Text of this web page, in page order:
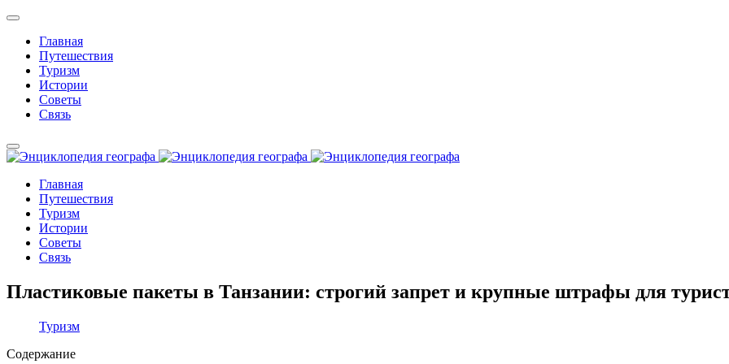
Главная
Путешествия
Туризм
Истории
Советы
Связь
Главная
Путешествия
Туризм
Истории
Советы
Связь
Пластиковые пакеты в Танзании: строгий запрет и крупные штрафы для
Туризм
Содержание